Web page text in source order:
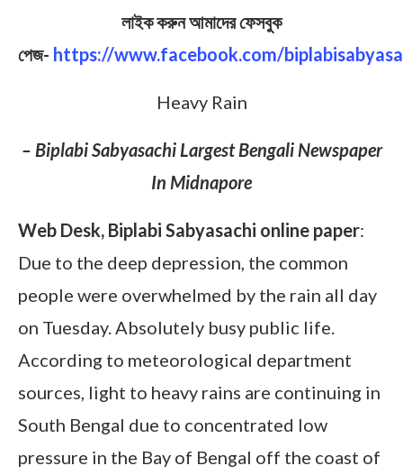
লাইক করুন আমাদের ফেসবুক
পেজ- https://www.facebook.com/
Heavy Rain
– Biplabi Sabyasachi Largest Bengali Newspaper
In Midnapore
Web Desk, Biplabi Sabyasachi online paper:
Due to the deep depression, the common
people were overwhelmed by the rain all day
on Tuesday. Absolutely busy public life.
According to meteorological department
sources, light to heavy rains are continuing in
South Bengal due to concentrated low
pressure in the Bay of Bengal off the coast of